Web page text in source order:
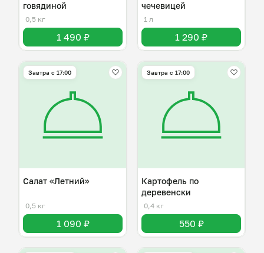
говядиной
0,5 кг
1 490 ₽
чечевицей
1 л
1 290 ₽
Завтра c 17:00
Салат «Летний»
0,5 кг
1 090 ₽
Завтра c 17:00
Картофель по
деревенски
0,4 кг
550 ₽